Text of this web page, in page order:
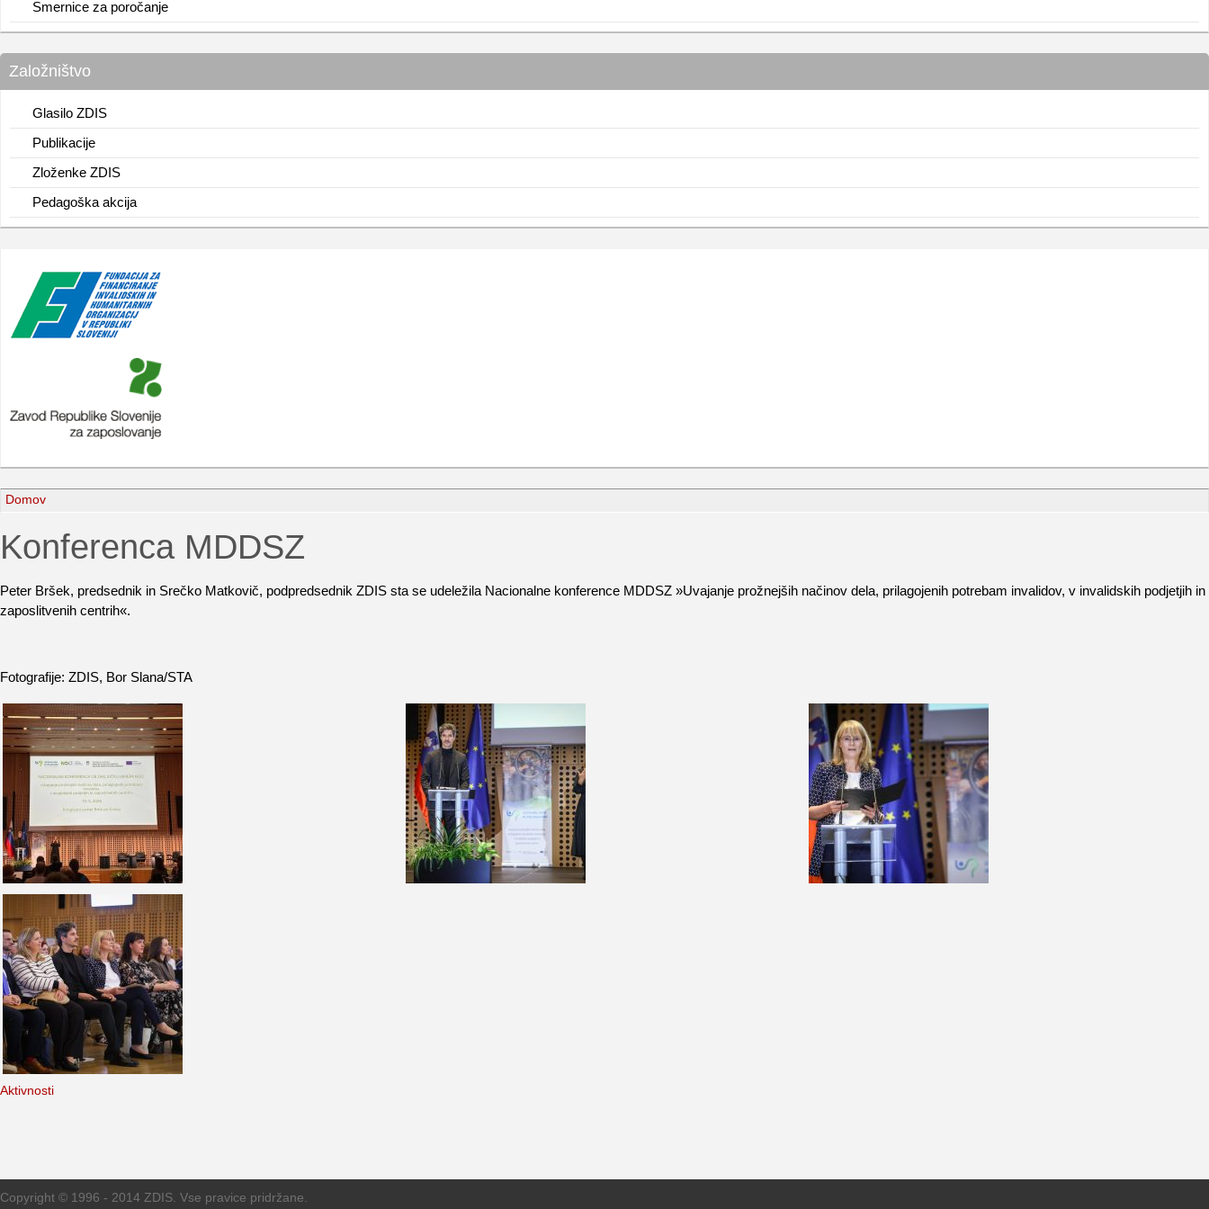
Smernice za poročanje
Založništvo
Glasilo ZDIS
Publikacije
Zloženke ZDIS
Pedagoška akcija
Domov
Konferenca MDDSZ
Peter Bršek, predsednik in Srečko Matkovič, podpredsednik ZDIS sta se udeležila Nacionalne konference MDDSZ »Uvajanje prožnejših načinov dela, prilagojenih potrebam invalidov, v invalidskih podjetjih in
zaposlitvenih centrih«.
Fotografije: ZDIS, Bor Slana/STA
Aktivnosti
Copyright © 1996 - 2014 ZDIS. Vse pravice pridržane.